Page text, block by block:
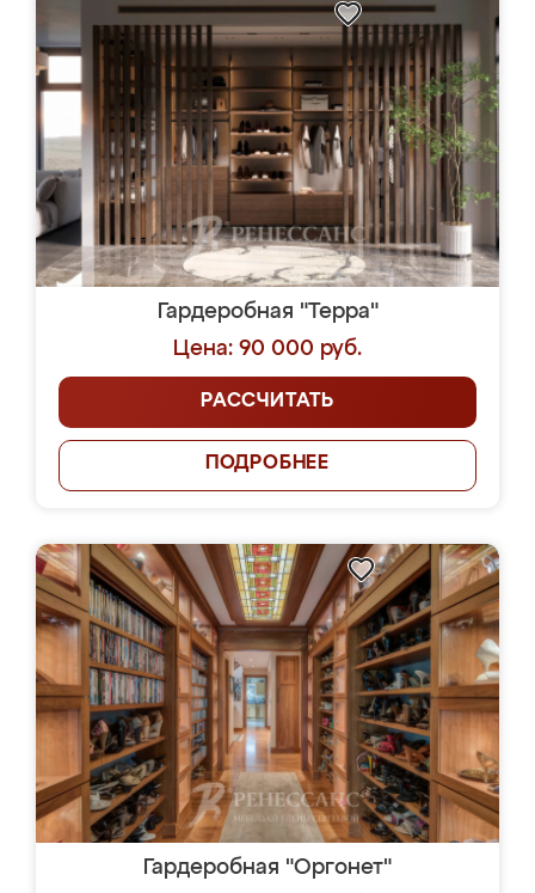
Гардеробная "Терра"
Цена: 90 000 руб.
РАССЧИТАТЬ
ПОДРОБНЕЕ
Гардеробная "Оргонет"